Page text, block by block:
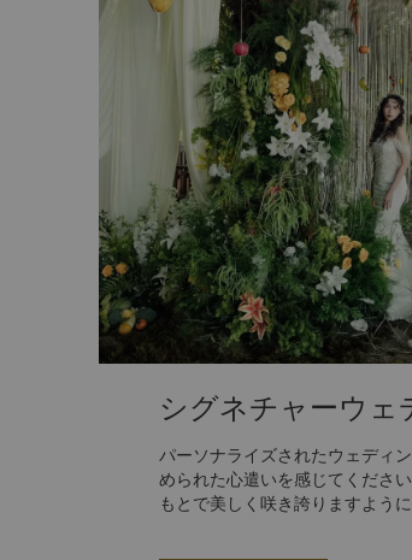
シグネチャーウェ
パーソナライズされたウェディ
められた心遣いを感じてくださ
もとで美しく咲き誇りますように